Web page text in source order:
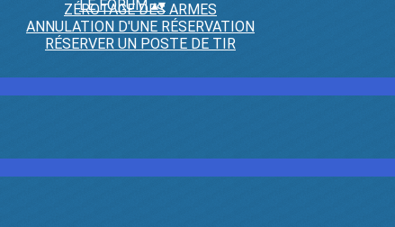
ZÉROTAGE DES ARMES
ANNULATION D'UNE RÉSERVATION
RÉSERVER UN POSTE DE TIR
LE FORUM▴▾